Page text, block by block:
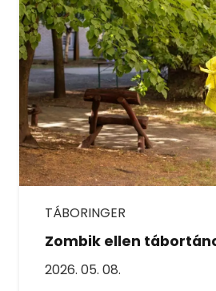
TÁBORINGER
Zombik ellen
2026. 05. 08.